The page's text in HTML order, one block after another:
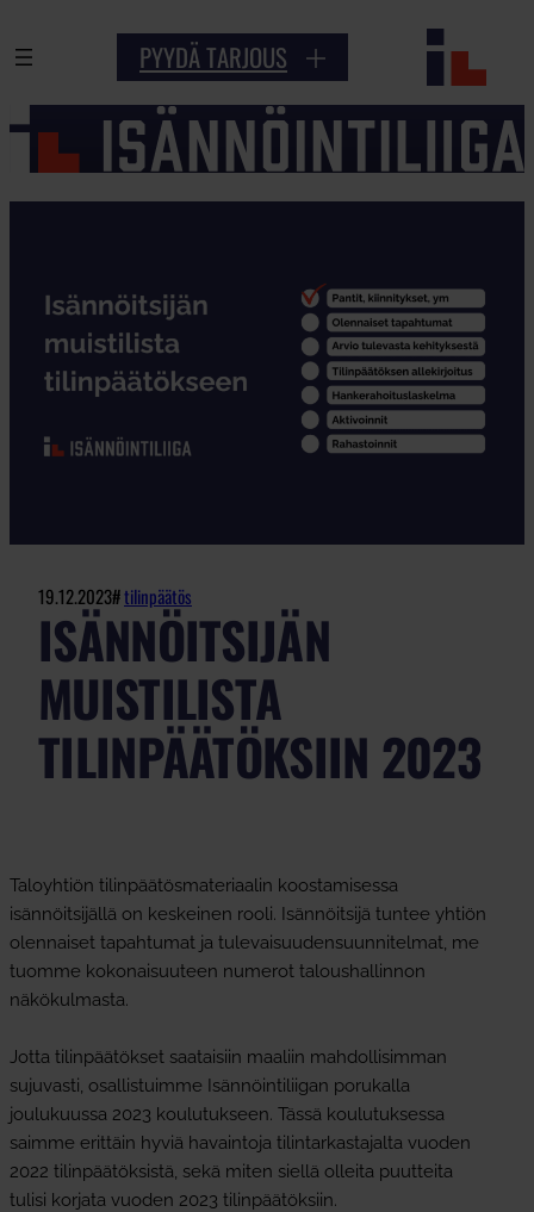
sisältöön
PYYDÄ TARJOUS
19.12.2023#tilinpäätös
ISÄNNÖITSIJÄN
MUISTILISTA
TILINPÄÄTÖKSIIN 2023
Taloyhtiön tilinpäätösmateriaalin koostamisessa
isännöitsijällä on keskeinen rooli. Isännöitsijä tuntee yhtiön
olennaiset tapahtumat ja tulevaisuudensuunnitelmat, me
tuomme kokonaisuuteen numerot taloushallinnon
näkökulmasta.
Jotta tilinpäätökset saataisiin maaliin mahdollisimman
sujuvasti, osallistuimme Isännöintiliigan porukalla
joulukuussa 2023 koulutukseen. Tässä koulutuksessa
saimme erittäin hyviä havaintoja tilintarkastajalta vuoden
2022 tilinpäätöksistä, sekä miten siellä olleita puutteita
tulisi korjata vuoden 2023 tilinpäätöksiin.